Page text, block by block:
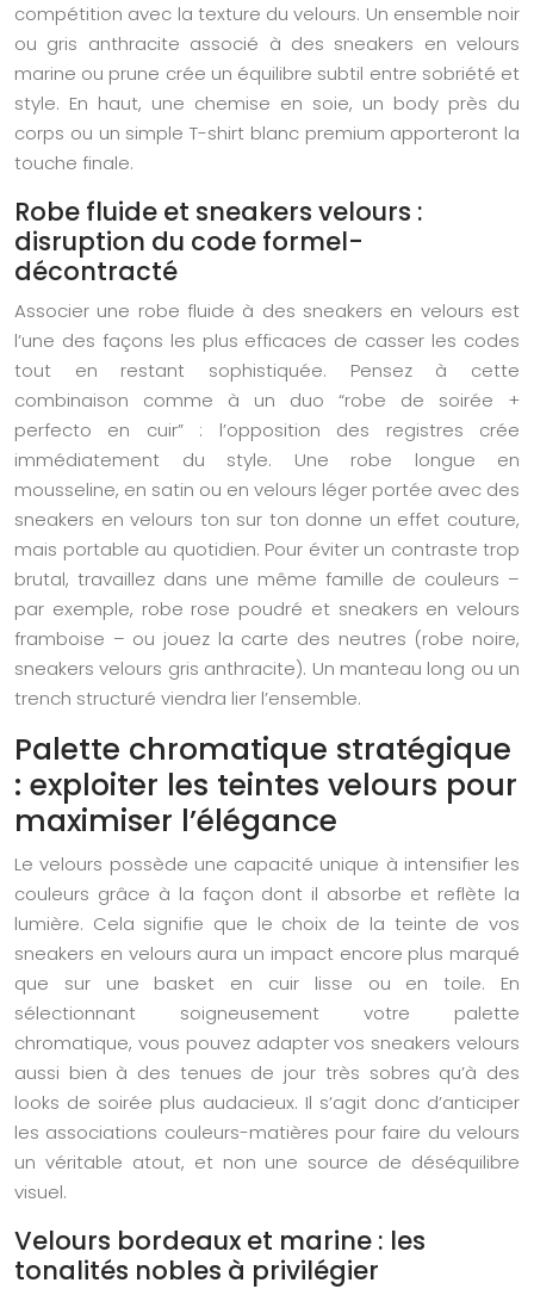
compétition avec la texture du velours. Un ensemble noir
ou gris anthracite associé à des sneakers en velours
marine ou prune crée un équilibre subtil entre sobriété et
style. En haut, une chemise en soie, un body près du
corps ou un simple T-shirt blanc premium apporteront la
touche finale.
Robe fluide et sneakers velours :
disruption du code formel-
décontracté
Associer une robe fluide à des sneakers en velours est
l’une des façons les plus efficaces de casser les codes
tout en restant sophistiquée. Pensez à cette
combinaison comme à un duo “robe de soirée +
perfecto en cuir” : l’opposition des registres crée
immédiatement du style. Une robe longue en
mousseline, en satin ou en velours léger portée avec des
sneakers en velours ton sur ton donne un effet couture,
mais portable au quotidien. Pour éviter un contraste trop
brutal, travaillez dans une même famille de couleurs –
par exemple, robe rose poudré et sneakers en velours
framboise – ou jouez la carte des neutres (robe noire,
sneakers velours gris anthracite). Un manteau long ou un
trench structuré viendra lier l’ensemble.
Palette chromatique stratégique
: exploiter les teintes velours pour
maximiser l’élégance
Le velours possède une capacité unique à intensifier les
couleurs grâce à la façon dont il absorbe et reflète la
lumière. Cela signifie que le choix de la teinte de vos
sneakers en velours aura un impact encore plus marqué
que sur une basket en cuir lisse ou en toile. En
sélectionnant soigneusement votre palette
chromatique, vous pouvez adapter vos sneakers velours
aussi bien à des tenues de jour très sobres qu’à des
looks de soirée plus audacieux. Il s’agit donc d’anticiper
les associations couleurs-matières pour faire du velours
un véritable atout, et non une source de déséquilibre
visuel.
Velours bordeaux et marine : les
tonalités nobles à privilégier